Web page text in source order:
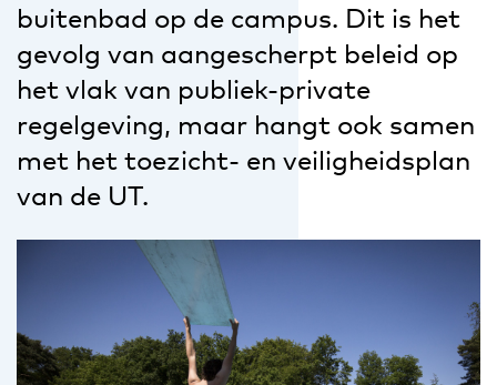
buitenbad op de campus. Dit is het
gevolg van aangescherpt beleid op
het vlak van publiek-private
regelgeving, maar hangt ook samen
met het toezicht- en veiligheidsplan
van de UT.